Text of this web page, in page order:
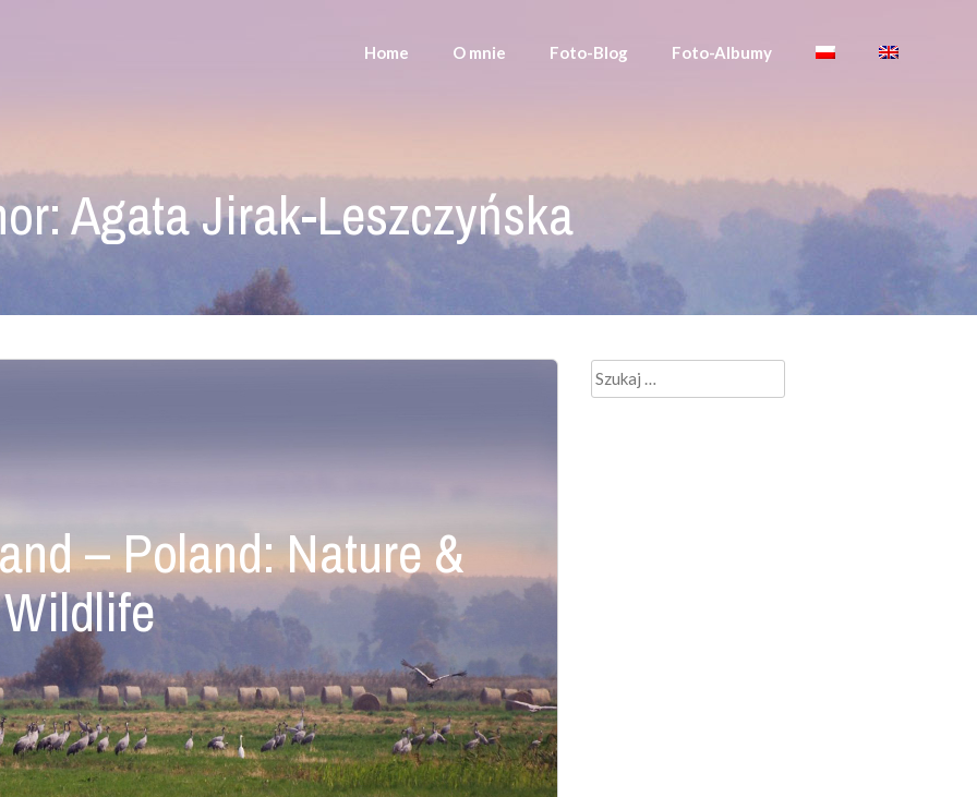
Home O mnie Foto-Blog Foto-Albumy
Agata Jirak-Leszczyńska
– Poland: Nature &
Wildlife
Szukaj: